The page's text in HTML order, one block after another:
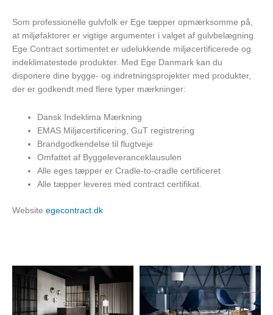
Som professionelle gulvfolk er Ege tæpper opmærksomme på,
at miljøfaktorer er vigtige argumenter i valget af gulvbelægning.
Ege Contract sortimentet er udelukkende miljøcertificerede og
indeklimatestede produkter. Med Ege Danmark kan du
disponere dine bygge- og indretningsprojekter med produkter,
der er godkendt med flere typer mærkninger:
Dansk Indeklima Mærkning
EMAS Miljøcertificering, GuT registrering
Brandgodkendelse til flugtveje
Omfattet af Byggeleveranceklausulen
Alle eges tæpper er Cradle-to-cradle certificeret
Alle tæpper leveres med contract certifikat.
Website egecontract.dk